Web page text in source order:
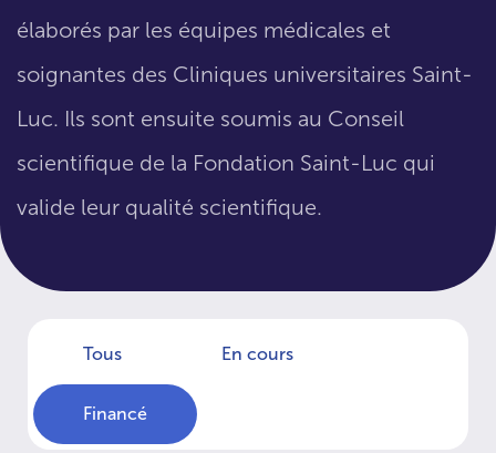
élaborés par les équipes médicales et
soignantes des Cliniques universitaires Saint-
Luc. Ils sont ensuite soumis au Conseil
scientifique de la Fondation Saint-Luc qui
valide leur qualité scientifique.
Tous En cours
Financé